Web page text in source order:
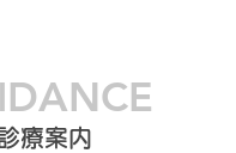
療案内